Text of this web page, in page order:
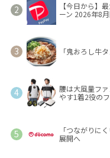
【今日から】
ーン 2026年8
「鬼おろし牛
腰は大風量フ
やす1着2役の
「つながりに
展開へ